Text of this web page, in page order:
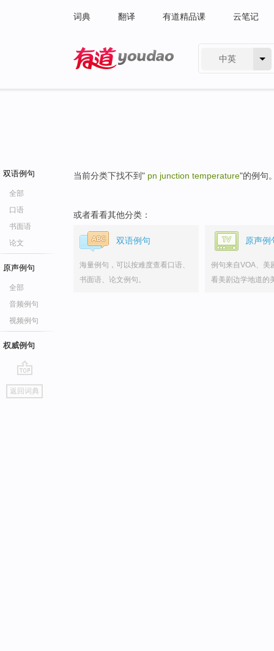
词典 翻译 有道精品课 云笔记
中英
双语例句
全部
口语
书面语
论文
原声例句
全部
音频例句
视频例句
权威例句
go
top
返回词典
当前分类下找不到" pn junction temperature"的例句
或者看看其他分类：
双语例句
海量例句，可以按难度查看口语、
书面语、论文例句。
原声例
例句来自VOA、美
看美剧边学地道的